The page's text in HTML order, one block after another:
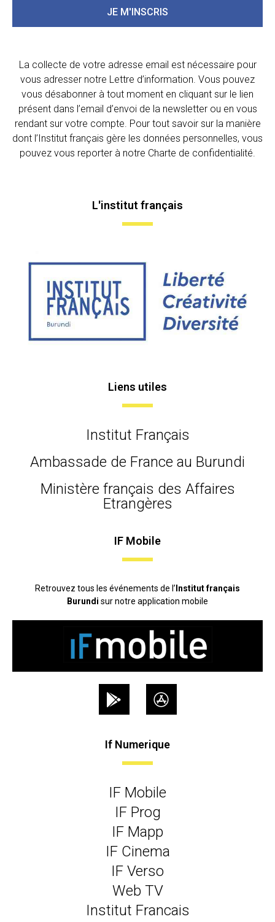
JE M'INSCRIS
La collecte de votre adresse email est nécessaire pour
vous adresser notre Lettre d’information. Vous pouvez
vous désabonner à tout moment en cliquant sur le lien
présent dans l’email d’envoi de la newsletter ou en vous
rendant sur votre compte. Pour tout savoir sur la manière
dont l’Institut français gère les données personnelles, vous
pouvez vous reporter à notre Charte de confidentialité.
L'institut français
Liens utiles
Institut Français
Ambassade de France au Burundi
Ministère français des Affaires
Etrangères
IF Mobile
Retrouvez tous les événements de l’ Institut français
Burundi sur notre application mobile
If Numerique
IF Mobile
IF Prog
IF Mapp
IF Cinema
IF Verso
Web TV
Institut Francais